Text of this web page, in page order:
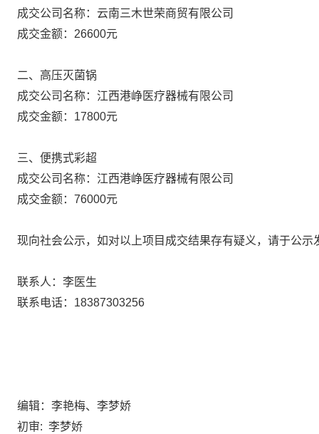
成交公司名称：云南三木世荣商贸有限公司
成交金额：26600元
二、高压灭菌锅
成交公司名称：江西港峥医疗器械有限公司
成交金额：17800元
三、便携式彩超
成交公司名称：江西港峥医疗器械有限公司
成交金额：76000元
现向社会公示，如对以上项目成交结果存有疑义，请于公示
联系人：李医生
联系电话：18387303256
编辑：李艳梅、李梦娇
初审: 李梦娇